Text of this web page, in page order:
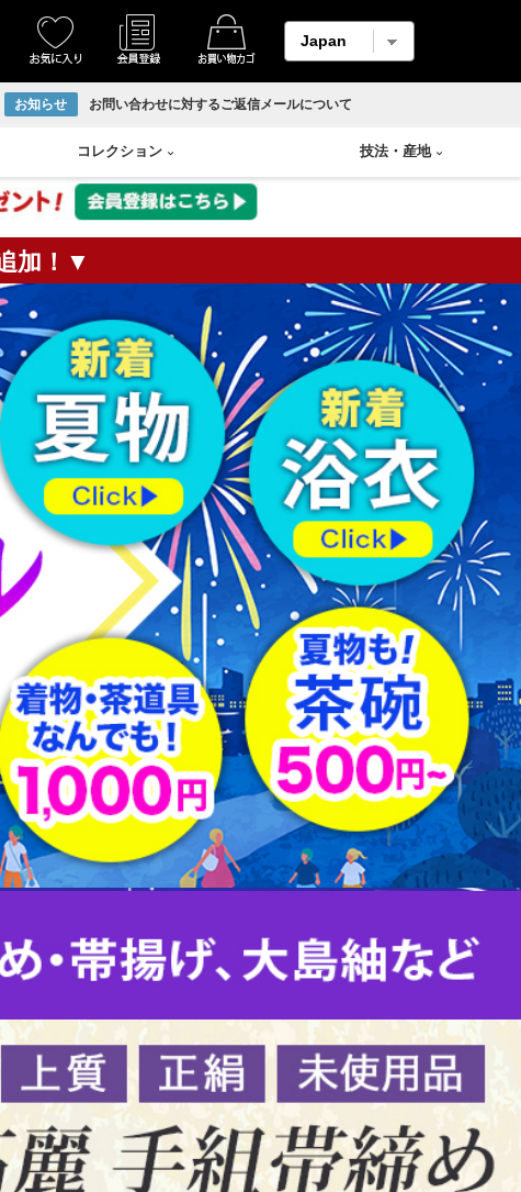
お知らせ お問い合わせに対するご返信メールについて
着物 羽織
男物帯 長襦袢
アンサンブル
羽織紐 下駄
足袋 その他
縮緬・錦紗 柄メイン生地
紬生地 麻生地
材料用反物 材料用洗い張り
はぎれ
リサイクル反物 ホームコート
香炉 香合
香盆 花瓶
壷
コレクション
Swarovski
技法 ・ 産地
輪島塗り 山中塗り
漆塗り 蒔絵
朱漆塗
加！▼